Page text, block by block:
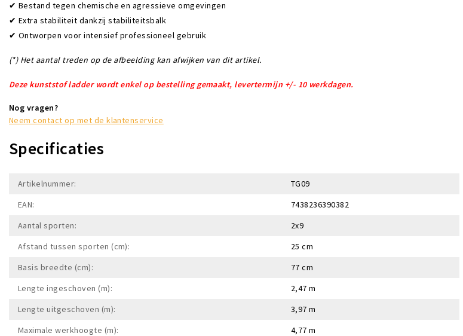
✔ Bestand tegen chemische en agressieve omgevingen
✔ Extra stabiliteit dankzij stabiliteitsbalk
✔ Ontworpen voor intensief professioneel gebruik
(*) Het aantal treden op de afbeelding kan afwijken van dit artikel.
Deze kunststof ladder wordt enkel op bestelling gemaakt, levertermijn +/- 10 werkdagen.
Nog vragen?
Neem contact op met de klantenservice
Specificaties
Artikelnummer:
TG09
EAN:
7438236390382
Aantal sporten:
2x9
Afstand tussen sporten (cm):
25 cm
Basis breedte (cm):
77 cm
Lengte ingeschoven (m):
2,47 m
Lengte uitgeschoven (m):
3,97 m
Maximale werkhoogte (m):
4,77 m